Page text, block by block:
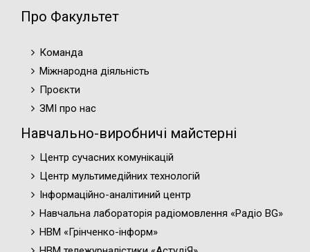
Про Факультет
Команда
Міжнародна діяльність
Проєкти
ЗМІ про нас
Навчально-виробничі майстерні
Центр сучасних комунікацій
Центр мультимедійних технологій
Інформаційно-аналітиний центр
Навчальна лабораторія радіомовлення «Радіо BG»
НВМ «Грінченко-інформ»